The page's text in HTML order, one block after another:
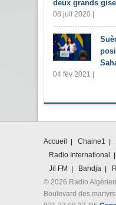
deux grands
08 juil 2020 |
04 fév 2021 |
Accueil Chaine1
Radio International
Jil FM
Bahdja
© 2026 Radio
Boulevard des